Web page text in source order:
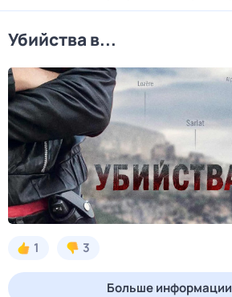
Убийства в...
1 3
Больше информации